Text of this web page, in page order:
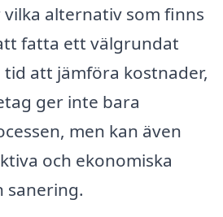
alternativ som finns
fatta ett välgrundat
att jämföra kostnader,
ger inte bara
men kan även
och ekonomiska
sanering.